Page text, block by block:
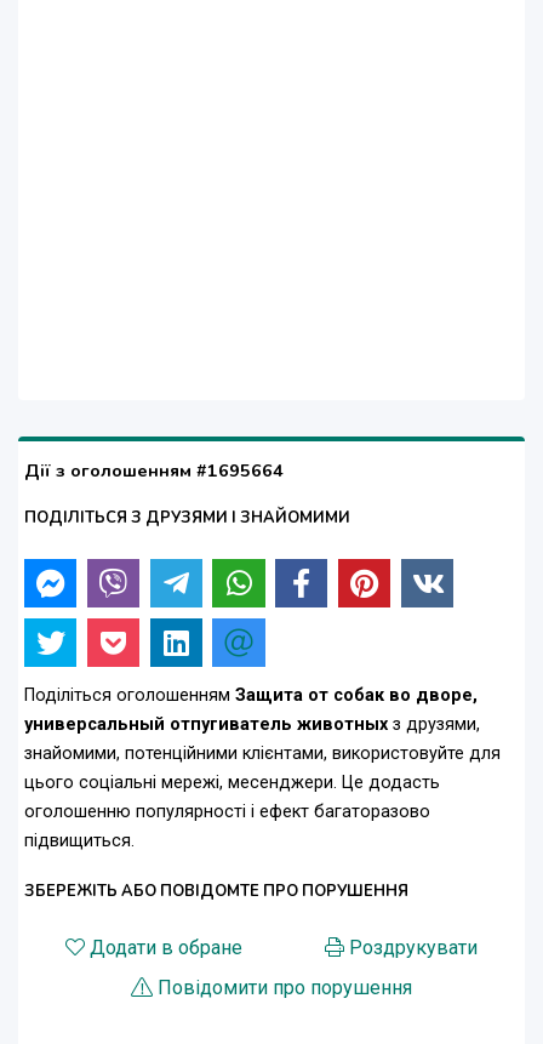
Дії з оголошенням #1695664
ПОДІЛІТЬСЯ З ДРУЗЯМИ І ЗНАЙОМИМИ
Поділіться оголошенням Защита от собак во дворе,
универсальный отпугиватель животных з друзями,
знайомими, потенційними клієнтами, використовуйте для
цього соціальні мережі, месенджери. Це додасть
оголошенню популярності і ефект багаторазово
підвищиться.
ЗБЕРЕЖІТЬ АБО ПОВІДОМТЕ ПРО ПОРУШЕННЯ
Додати в обране
Роздрукувати
Повідомити про порушення